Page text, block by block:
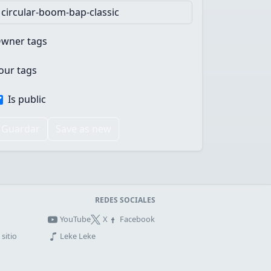
tags
tags
Is public
sitio
REDES SOCIALES
YouTube X
Facebook
Leke Leke